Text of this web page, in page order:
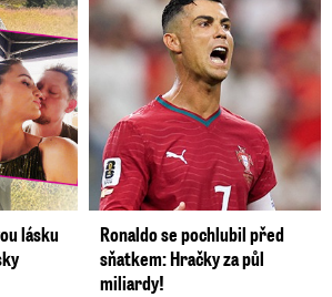
lásku
Ronaldo se pochlubil před
sňatkem: Hračky za půl
miliardy!